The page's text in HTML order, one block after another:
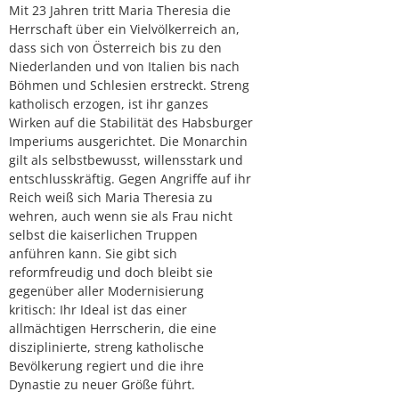
Mit 23 Jahren tritt Maria Theresia die
Herrschaft über ein Vielvölkerreich an,
dass sich von Österreich bis zu den
Niederlanden und von Italien bis nach
Böhmen und Schlesien erstreckt. Streng
katholisch erzogen, ist ihr ganzes
Wirken auf die Stabilität des Habsburger
Imperiums ausgerichtet. Die Monarchin
gilt als selbstbewusst, willensstark und
entschlusskräftig. Gegen Angriffe auf ihr
Reich weiß sich Maria Theresia zu
wehren, auch wenn sie als Frau nicht
selbst die kaiserlichen Truppen
anführen kann. Sie gibt sich
reformfreudig und doch bleibt sie
gegenüber aller Modernisierung
kritisch: Ihr Ideal ist das einer
allmächtigen Herrscherin, die eine
disziplinierte, streng katholische
Bevölkerung regiert und die ihre
Dynastie zu neuer Größe führt.